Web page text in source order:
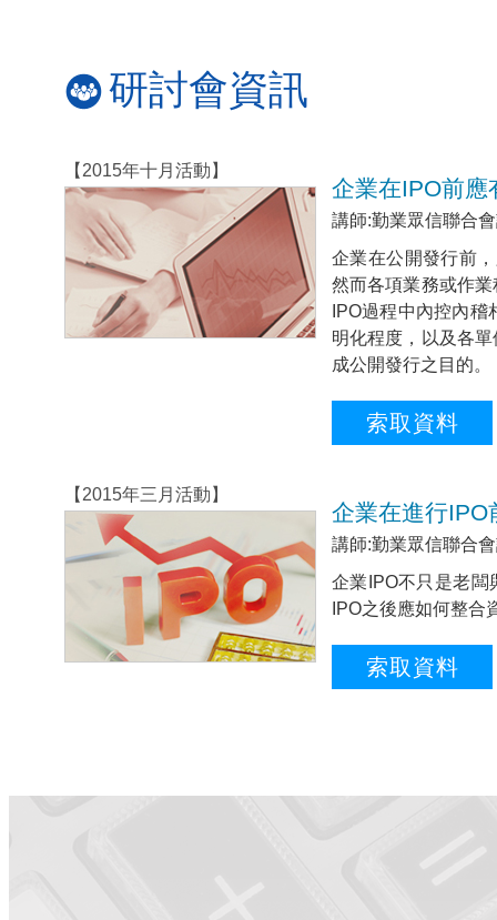
研討會資訊
【2015年十月活動】
企業在IPO前應
講師:勤業眾信聯合
企業在公開發行前
然而各項業務或作
IPO過程中內控內
明化程度，以及各
成公開發行之目的。
索取資料
【2015年三月活動】
企業在進行IPO
講師:勤業眾信聯合
企業IPO不只是老闆
IPO之後應如何整
索取資料